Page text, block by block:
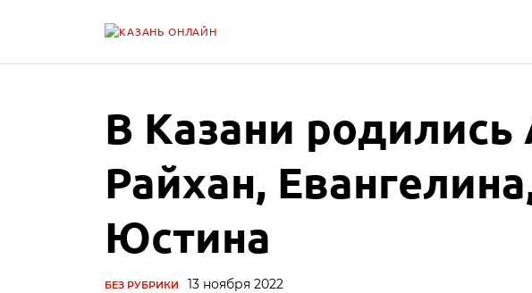
В Казани родились
Райхан,
Юстина
БЕЗ РУБРИКИ 13 ноября 2022